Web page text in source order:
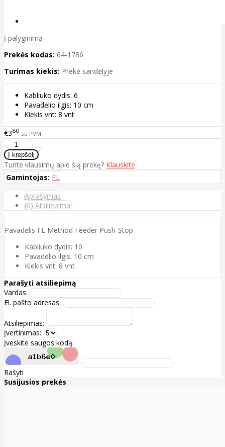
Į palyginimą
Prekės kodas: 64-1786
Turimas kiekis: Prekė sandėlyje
Kabliuko dydis: 6
Pavadėlio ilgis: 10 cm
Kiekis vnt: 8 vnt
€380 su PVM
Turite klausimų apie šią prekę? Klauskite
Gamintojas: FL
Aprašymas
(0) Atsiliepimai
Pavadėlis FL Method Feeder Push-Stop
Kabliuko dydis: 10
Pavadėlio ilgis: 10 cm
Kiekis vnt: 8 vnt
Parašyti atsiliepimą
Vardas:
El. pašto adresas:
Atsiliepimas:
Įvertinimas:
Įveskite saugos kodą:
Rašyti
Susijusios prekės